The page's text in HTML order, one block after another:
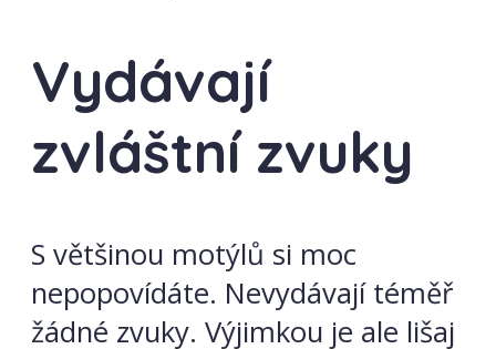
Vydávají
zvláštní zvuky
S většinou motýlů si moc
nepopovídáte. Nevydávají téměř
žádné zvuky. Výjimkou je ale lišaj